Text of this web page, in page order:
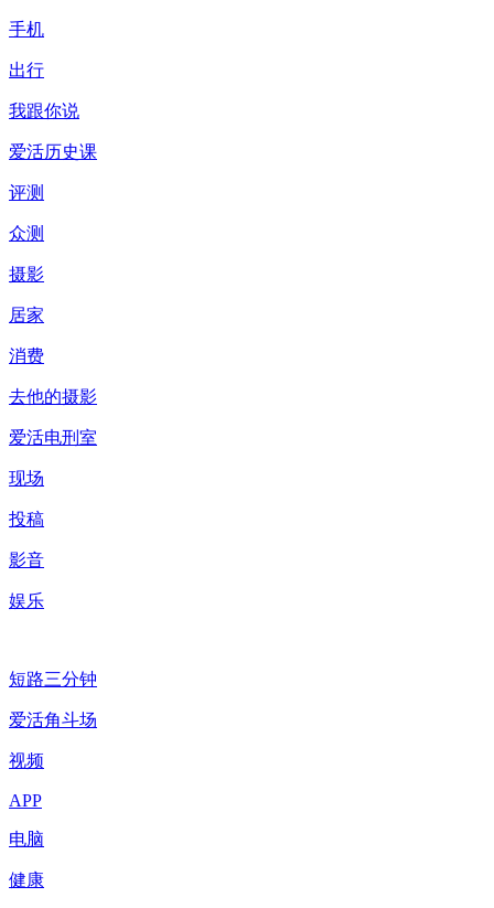
手机
出行
我跟你说
爱活历史课
评测
众测
摄影
居家
消费
去他的摄影
爱活电刑室
现场
投稿
影音
娱乐
短路三分钟
爱活角斗场
视频
APP
电脑
健康